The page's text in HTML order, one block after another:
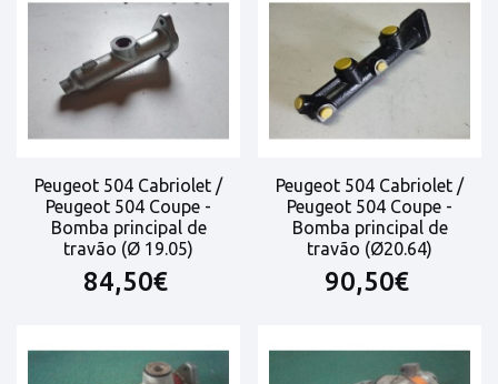
Peugeot 504 Cabriolet /
Peugeot 504 Coupe -
Bomba principal de
travão (Ø 19.05)
84,50€
Peugeot 504 Cabriolet /
Peugeot 504 Coupe -
Bomba principal de
travão (Ø20.64)
90,50€